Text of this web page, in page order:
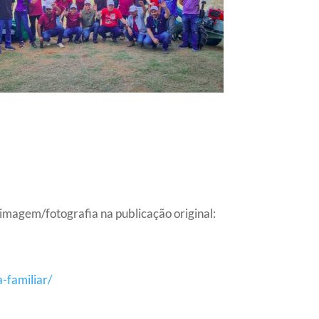
fotografia na publicação original:
familiar/